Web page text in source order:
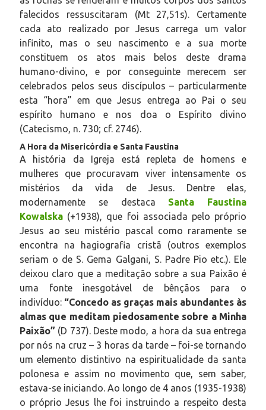
falecidos ressuscitaram (Mt 27,51s). Certamente
cada ato realizado por Jesus carrega um valor
infinito, mas o seu nascimento e a sua morte
constituem os atos mais belos deste drama
humano-divino, e por conseguinte merecem ser
celebrados pelos seus discípulos – particularmente
esta “hora” em que Jesus entrega ao Pai o seu
espírito humano e nos doa o Espírito divino
(Catecismo, n. 730; cf. 2746).
A Hora da Misericórdia e Santa Faustina
A história da Igreja está repleta de homens e
mulheres que procuravam viver intensamente os
mistérios da vida de Jesus. Dentre elas,
modernamente se destaca Santa Faustina
Kowalska (+1938), que foi associada pelo próprio
Jesus ao seu mistério pascal como raramente se
encontra na hagiografia cristã (outros exemplos
seriam o de S. Gema Galgani, S. Padre Pio etc.). Ele
deixou claro que a meditação sobre a sua Paixão é
uma fonte inesgotável de bênçãos para o
indivíduo: “Concedo as graças mais abundantes às
almas que meditam piedosamente sobre a Minha
Paixão” (D 737). Deste modo, a hora da sua entrega
por nós na cruz – 3 horas da tarde – foi-se tornando
um elemento distintivo na espiritualidade da santa
polonesa e assim no movimento que, sem saber,
estava-se iniciando. Ao longo de 4 anos (1935-1938)
o próprio Jesus lhe foi instruindo a respeito desta